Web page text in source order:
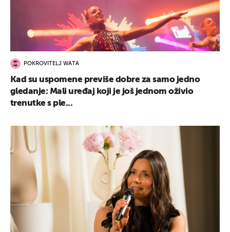
POKROVITELJ WATA
Kad su uspomene previše dobre za samo jedno
gledanje: Mali uređaj koji je još jednom oživio
trenutke s ple...